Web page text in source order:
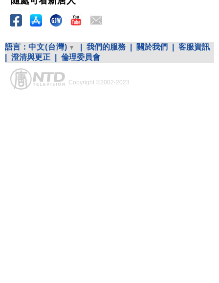
語言： 中文(台灣) 我們的服務 關於我們
客服資訊
澄清與更正 倫理委員會
Copyright ©2002-2023